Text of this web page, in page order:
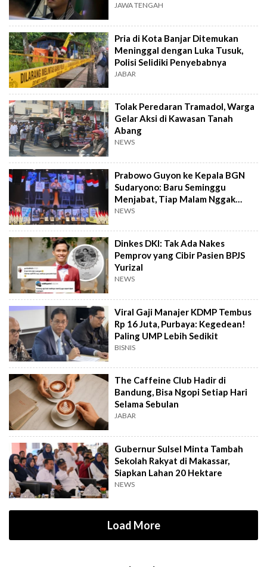
JAWA TENGAH
Pria di Kota Banjar Ditemukan
Meninggal dengan Luka Tusuk,
Polisi Selidiki Penyebabnya
JABAR
Tolak Peredaran Tramadol, Warga
Gelar Aksi di Kawasan Tanah
Abang
NEWS
Prabowo Guyon ke Kepala BGN
Sudaryono: Baru Seminggu
Menjabat, Tiap Malam Nggak
Tidur
NEWS
Dinkes DKI: Tak Ada Nakes
Pemprov yang Cibir Pasien BPJS
Yurizal
NEWS
Viral Gaji Manajer KDMP Tembus
Rp 16 Juta, Purbaya: Kegedean!
Paling UMP Lebih Sedikit
BISNIS
The Caffeine Club Hadir di
Bandung, Bisa Ngopi Setiap Hari
Selama Sebulan
JABAR
Gubernur Sulsel Minta Tambah
Sekolah Rakyat di Makassar,
Siapkan Lahan 20 Hektare
NEWS
Load More